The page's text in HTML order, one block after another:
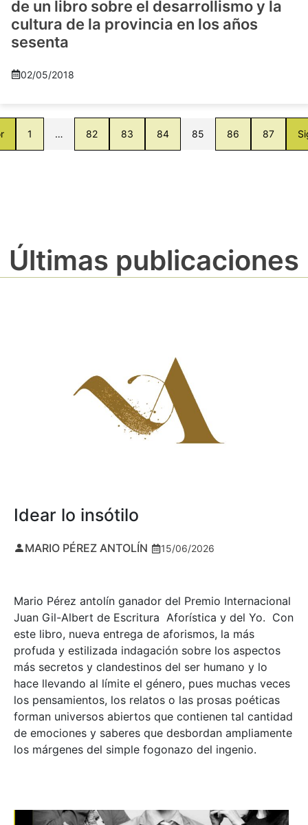
de un libro sobre el desarrollismo y la
cultura de la provincia en los años
sesenta
02/05/2018
1 … 82 83 84 85 86 87
Últimas publicaciones
Idear lo insótilo
MARIO PÉREZ ANTOLÍN 15/06/2026
Mario Pérez antolín ganador del Premio Internacional
Juan Gil-Albert de Escritura Aforística y del Yo. Con
este libro, nueva entrega de aforismos, la más
profuda y estilizada indagación sobre los aspectos
más secretos y clandestinos del ser humano y lo
hace llevando al límite el género, pues muchas veces
los pensamientos, los relatos o las prosas poéticas
forman universos abiertos que contienen tal cantidad
de emociones y saberes que desbordan ampliamente
los márgenes del simple fogonazo del ingenio.